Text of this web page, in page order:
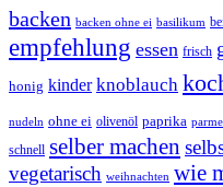
backen backen ohne ei basilikum
empfehlung essen frisch
honig kinder knoblauch
nudeln ohne ei olivenöl paprika
schnell selber machen
vegetarisch weihnachten wie